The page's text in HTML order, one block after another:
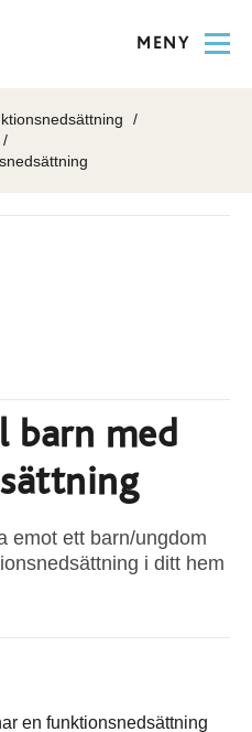
MENY
barn med
emot ett barn/ungdom
i ditt hem
en funktionsnedsättning